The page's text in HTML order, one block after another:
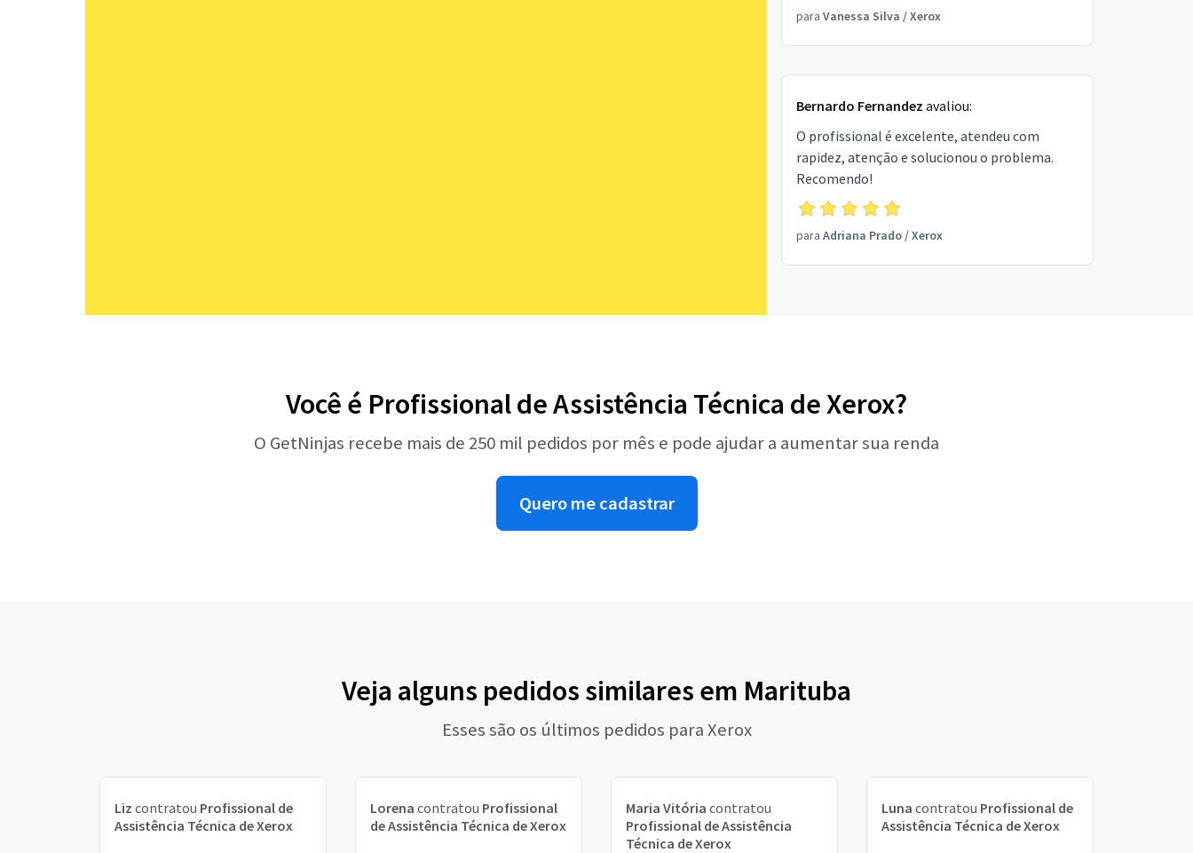
para Vanessa Silva /Xerox
Bernardo Fernandez avaliou:
O profissional é excelente, atendeu com
rapidez, atenção e solucionou o problema.
Recomendo!
para Adriana Prado/Xerox
Você é Profissional de Assistência Técnica de Xerox?
O GetNinjas recebe mais de 250 mil pedidos por mês e pode ajudar a aumentar sua renda
Quero me cadastrar
Veja alguns pedidos similares em Marituba
Esses são os últimos pedidos para Xerox
Liz contratou Profissional de
Assistência Técnica de Xerox
Lorena contratou Profissional
de Assistência Técnica de Xerox
Maria Vitória contratou
Profissional de Assistência
Técnica de Xerox
Luna contratou Profissional de
Assistência Técnica de Xerox